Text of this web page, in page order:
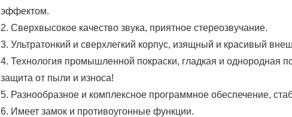
эффектом.
2. Сверхвысокое качество звука, приятное стереозвучание.
3. Ультратонкий и сверхлегкий корпус, изящный и красивый
4. Технология промышленной покраски, гладкая и однородная
защита от пыли и износа!
5. Разнообразное и комплексное программное обеспечение,
6. Имеет замок и противоугонные функции.